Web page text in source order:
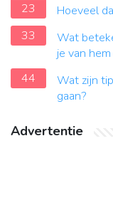
23
Hoeveel
33
Wat
je van
44
Wat zijn
gaan?
Advertentie